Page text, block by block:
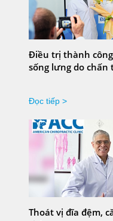
Điều trị thành
sống lưng do
Đọc tiếp >
Thoát vị đĩa đệm,